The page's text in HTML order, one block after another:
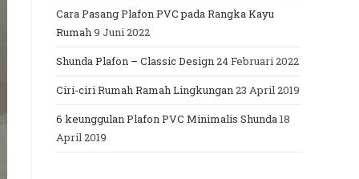
Cara Pasang Plafon PVC pada Rangka Kayu
Rumah9 Juni 2022
Shunda Plafon – Classic Design24 Februari 2022
Ciri-ciri Rumah Ramah Lingkungan23 April 2019
6 keunggulan Plafon PVC Minimalis Shunda18
April 2019